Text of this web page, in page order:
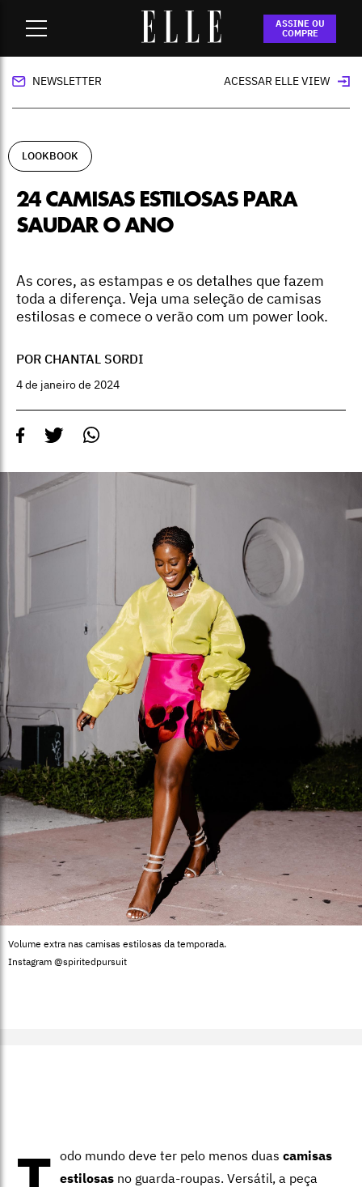
ASSINE OU
COMPRE
24 camisas estilosas para saudar o ano
NEWSLETTER ACESSAR ELLE VIEW
LOOKBOOK
24 CAMISAS ESTILOSAS PARA
SAUDAR O ANO
As cores, as estampas e os detalhes que fazem
toda a diferença. Veja uma seleção de camisas
estilosas e comece o verão com um power look.
POR CHANTAL SORDI
4 de janeiro de 2024
Volume extra nas camisas estilosas da temporada.
Instagram @spiritedpursuit
odo mundo deve ter pelo menos duas camisas
estilosas no guarda-roupas. Versátil, a peça